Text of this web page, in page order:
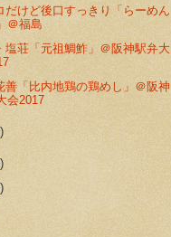
だけど後口すっきり「らーめん
＠福島
塩荘「元祖鯛鮓」＠阪神駅弁大
善「比内地鶏の鶏めし」＠阪神
会2017